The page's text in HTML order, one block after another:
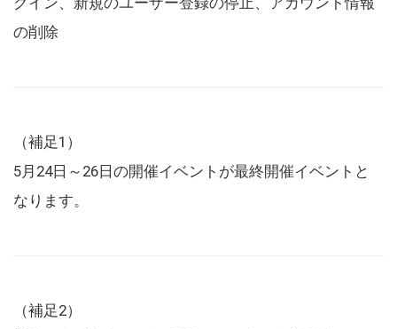
の削除
（補足1）
5月24日～26日の開催イベントが最終開催イベントと
なります。
（補足2）